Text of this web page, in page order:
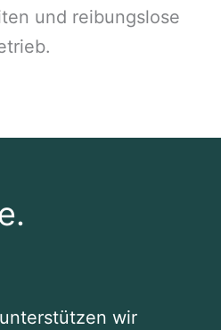
und reibungslose
wir